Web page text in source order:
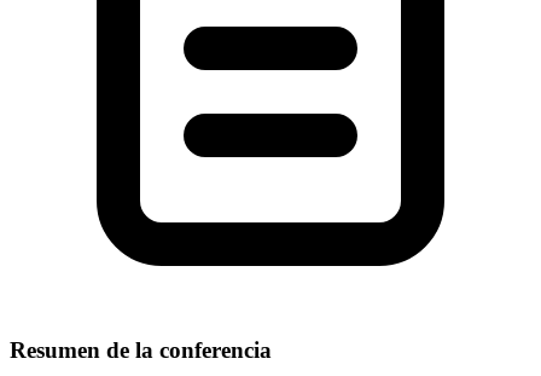
Resumen de la conferencia